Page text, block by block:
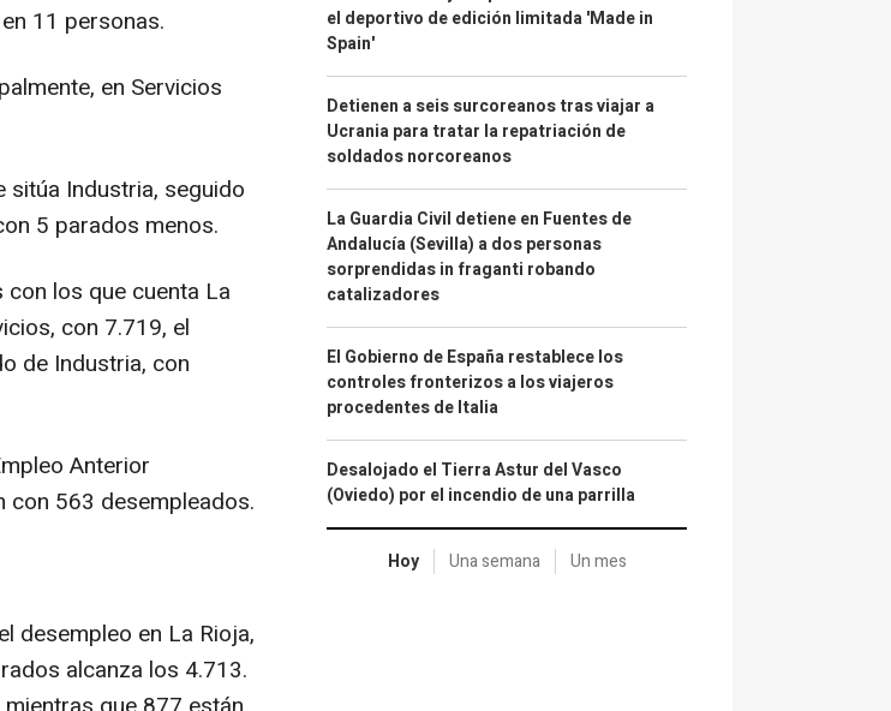
11 personas.
en Servicios
Industria, seguido
5 parados menos.
los que cuenta La
con 7.719, el
de Industria, con
Anterior
con 563 desempleados.
desempleo en La Rioja,
alcanza los 4.713.
el deportivo de edición limitada 'Made in
Spain'
Detienen a seis surcoreanos tras viajar a
Ucrania para tratar la repatriación de
soldados norcoreanos
La Guardia Civil detiene en Fuentes de
Andalucía (Sevilla) a dos personas
sorprendidas in fraganti robando
catalizadores
El Gobierno de España restablece los
controles fronterizos a los viajeros
procedentes de Italia
Desalojado el Tierra Astur del Vasco
(Oviedo) por el incendio de una parrilla
Hoy Una semana Un mes